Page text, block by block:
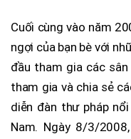
Cuối cùng vào năm
ngợi của bạn bè với
đầu tham gia các sân
tham gia và chia sẻ
diễn đàn thư pháp
Nam. Ngày 8/3/